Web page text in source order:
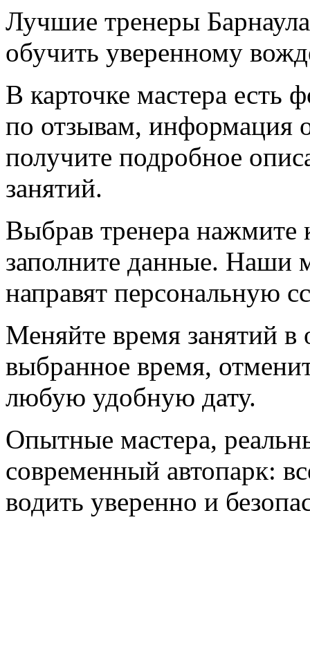
Лучшие тренеры
обучить уверенному
В карточке мастера есть
по отзывам, информация
получите подробное
занятий.
Выбрав тренера нажмите
заполните данные. Наши
направят персональную
Меняйте время занятий
выбранное время,
любую удобную дату.
Опытные мастера,
современный автопарк:
водить уверенно и